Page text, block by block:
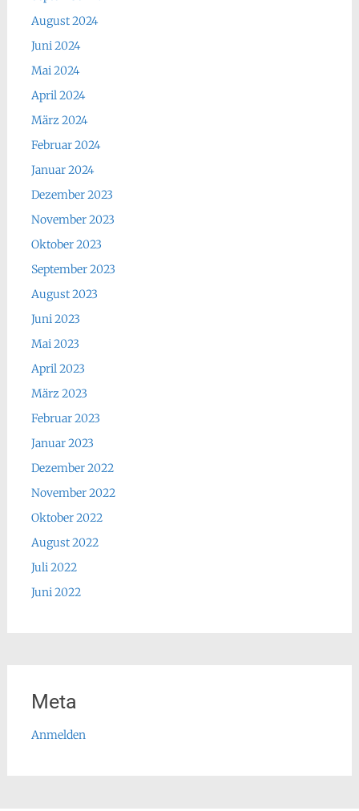
August 2024
Juni 2024
Mai 2024
April 2024
März 2024
Februar 2024
Januar 2024
Dezember 2023
November 2023
Oktober 2023
September 2023
August 2023
Juni 2023
Mai 2023
April 2023
März 2023
Februar 2023
Januar 2023
Dezember 2022
November 2022
Oktober 2022
August 2022
Juli 2022
Juni 2022
Meta
Anmelden